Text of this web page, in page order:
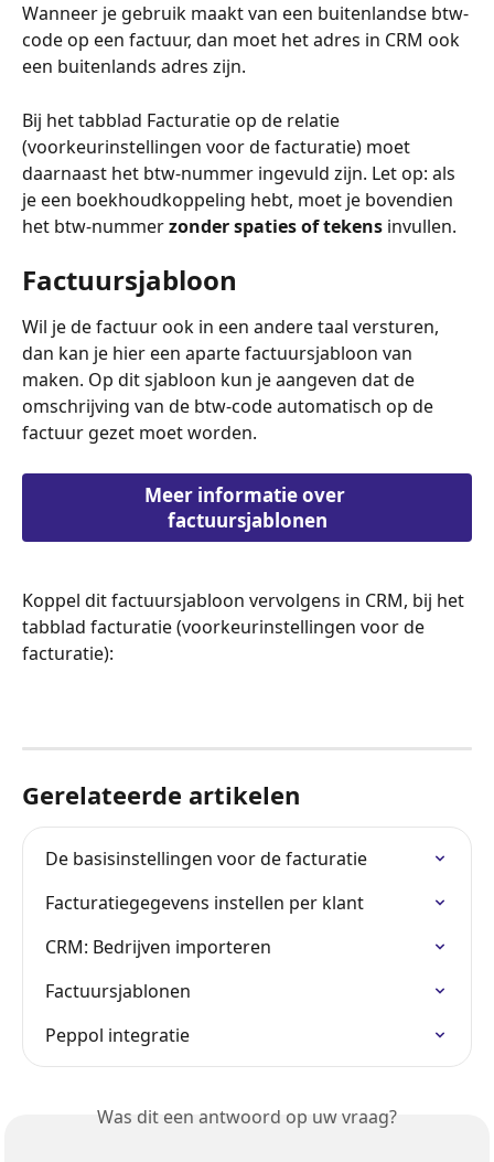
Wanneer je gebruik maakt van een buitenlandse btw-
code op een factuur, dan moet het adres in CRM ook
een buitenlands adres zijn.
Bij het tabblad Facturatie op de relatie
(voorkeurinstellingen voor de facturatie) moet
daarnaast het btw-nummer ingevuld zijn. Let op: als
je een boekhoudkoppeling hebt, moet je bovendien
het btw-nummer zonder spaties of tekens invullen.
Factuursjabloon
Wil je de factuur ook in een andere taal versturen,
dan kan je hier een aparte factuursjabloon van
maken. Op dit sjabloon kun je aangeven dat de
omschrijving van de btw-code automatisch op de
factuur gezet moet worden.
Meer informatie over
factuursjablonen
Koppel dit factuursjabloon vervolgens in CRM, bij het
tabblad facturatie (voorkeurinstellingen voor de
facturatie):
Gerelateerde artikelen
De basisinstellingen voor de facturatie
Facturatiegegevens instellen per klant
CRM: Bedrijven importeren
Factuursjablonen
Peppol integratie
Was dit een antwoord op uw vraag?